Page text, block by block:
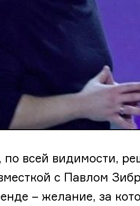
всей видимости,
с Павлом
– желание, за